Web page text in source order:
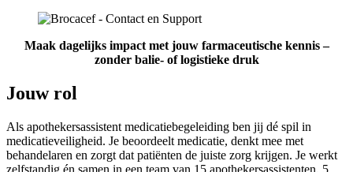
Maak dagelijks impact met jouw farmaceutische kennis –
zonder balie- of logistieke druk
Jouw rol
Als apothekersassistent medicatiebegeleiding ben jij dé spil in
medicatieveiligheid. Je beoordeelt medicatie, denkt mee met
behandelaren en zorgt dat patiënten de juiste zorg krijgen. Je werkt